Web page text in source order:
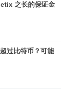
之长的保证金
过比特币？可能